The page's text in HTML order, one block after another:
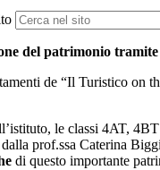
del patrimonio
de “Il Turistico on
le classi 4AT,
prof.ssa Caterina
di questo importante